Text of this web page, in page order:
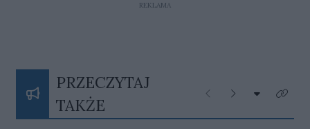
REKLAMA
PRZECZYTAJ
TAKŻE
Poprzednie
Następne
Rozwiń
Kliknij